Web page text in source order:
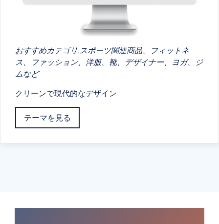
おすすめカテゴリ:スポーツ関連商品、フィットネ
ス、ファッション、洋服、靴、デザイナー、ヨガ、ジ
ムなど
クリーンで現代的なデザイン
テーマを見る